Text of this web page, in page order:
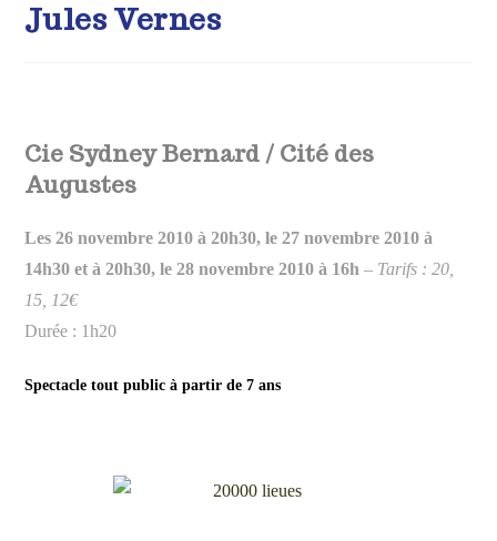
Jules Vernes
Cie Sydney Bernard / Cité des
Augustes
Les 26 novembre 2010 à 20h30, le 27 novembre 2010 à
14h30 et à 20h30, le 28 novembre 2010 à 16h – Tarifs : 20,
15, 12€
Durée : 1h20
Spectacle tout public à partir de 7 ans